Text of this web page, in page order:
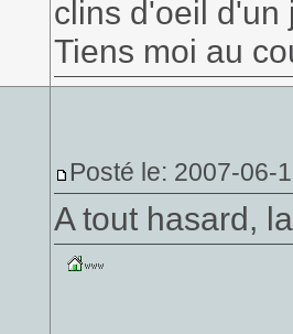
clins d'oeil d'un
Tiens moi au
Posté le: 2007-06-
A tout hasard,